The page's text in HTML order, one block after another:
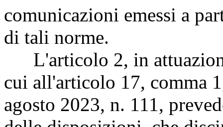
comunicazioni emessi a
di tali norme.
L'articolo 2, in
cui all'articolo 17, comma
agosto 2023, n. 111,